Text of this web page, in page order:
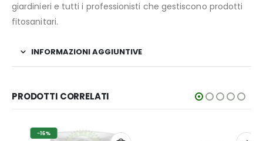
giardinieri e tutti i professionisti che gestiscono prodotti
fitosanitari.
INFORMAZIONI AGGIUNTIVE
PRODOTTI CORRELATI